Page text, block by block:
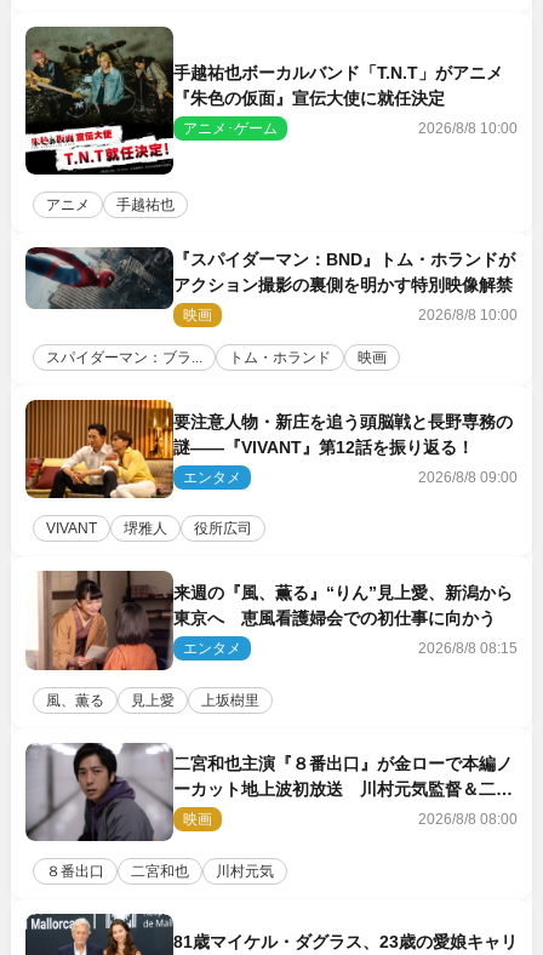
手越祐也ボーカルバンド「T.N.T」がアニメ
『朱色の仮面』宣伝大使に就任決定
アニメ･ゲーム 2026/8/8 10:00
アニメ 手越祐也
『スパイダーマン：BND』トム・ホランドが
アクション撮影の裏側を明かす特別映像解禁
映画 2026/8/8 10:00
スパイダーマン：ブラ... トム・ホランド 映画
要注意人物・新庄を追う頭脳戦と長野専務の
謎――『VIVANT』第12話を振り返る！
エンタメ 2026/8/8 09:00
VIVANT 堺雅人 役所広司
来週の『風、薫る』“りん”見上愛、新潟から
東京へ 恵風看護婦会での初仕事に向かう
エンタメ 2026/8/8 08:15
風、薫る 見上愛 上坂樹里
二宮和也主演『８番出口』が金ローで本編ノ
ーカット地上波初放送 川村元気監督＆二宮
コメント到着
映画 2026/8/8 08:00
８番出口 二宮和也 川村元気
81歳マイケル・ダグラス、23歳の愛娘キャリ